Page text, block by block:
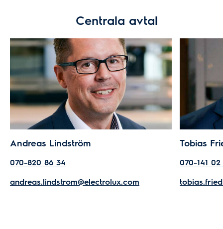
Centrala avtal
Andreas Lindström
070-820 86 34
andreas.lindstrom@electrolux.com
Tobias
070-141